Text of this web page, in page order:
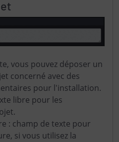
vous pouvez déposer un
concerné avec des
pour l'installation.
libre pour les
: champ de texte pour
si vous utilisez la